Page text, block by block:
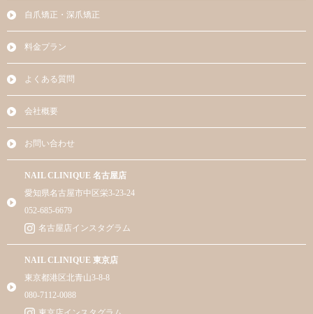
自爪矯正・深爪矯正
料金プラン
よくある質問
会社概要
お問い合わせ
NAIL CLINIQUE 名古屋店
愛知県名古屋市中区栄3-23-24
052-685-6679
名古屋店インスタグラム
NAIL CLINIQUE 東京店
東京都港区北青山3-8-8
080-7112-0088